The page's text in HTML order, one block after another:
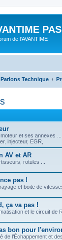
de l'AVANTIME
Parlons Technique
et ses annexes ...
injecteur, EGR,
AV et AR
rotules ...
pas !
et boite de vitesses
ça va pas !
et le circuit de
bon pour
de l’Échappement et